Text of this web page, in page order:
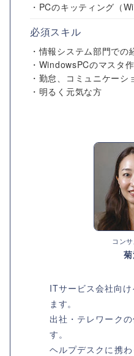
・PCのキッティング（
必須スキル
・情報システム部門での
・WindowsPCのマスタ
・勤怠、コミュニケー
・明るく元気な方
コン
ITサービス会社向
ます。
出社・テレワーク
す。
ヘルプデスクに携